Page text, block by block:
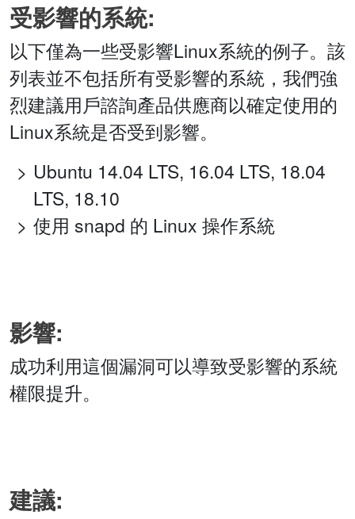
受影響的系統:
以下僅為一些受影響Linux系統的例子。該
列表並不包括所有受影響的系統，我們強
烈建議用戶諮詢產品供應商以確定使用的
Linux系統是否受到影響。
Ubuntu 14.04 LTS, 16.04 LTS, 18.04
LTS, 18.10
使用 snapd 的 Linux 操作系統
影響:
成功利用這個漏洞可以導致受影響的系統
權限提升。
建議: